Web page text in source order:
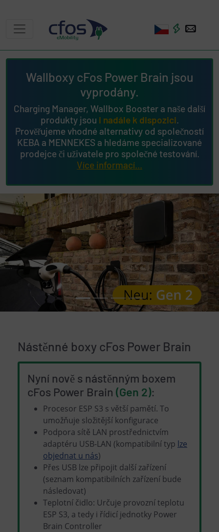
Wallboxy cFos Power Brain jsou
vyprodány.
Charging Manager, Wallbox Booster a naše další
produkty jsou i nadále k dispozici.
Prověřujeme vhodné alternativy od společností
KEBA a MENNEKES a hledáme specializované
prodejce či uživatele pro společné testování.
Více informací...
Nástěnné boxy cFos Power Brain
Nyní nově s nástěnným boxem
cFos Power Brain (Gen 2):
Procesor ESP S3 s větší pamětí. To
umožňuje složitější konfigurace
Podpora sítě LAN prostřednictvím
adaptéru USB-LAN (kompatibilní typ lze
objednat u nás)
Přes USB lze připojit další zařízení
(seznam kompatibilních zařízení bude
následovat)
Teplotní čidlo: Určuje provozní teplotu
ESP S3, a tedy i řídicí jednotky Power
Brain Controller